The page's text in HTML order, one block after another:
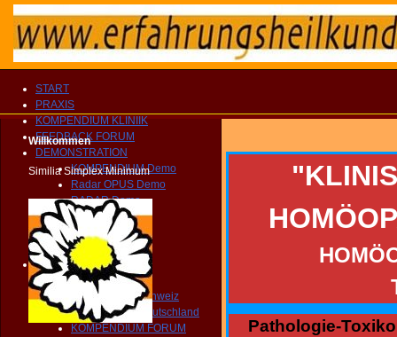
START
PRAXIS
KOMPENDIUM KLINIIK
FEEDBACK FORUM
DEMONSTRATION
KOMPENDIUM Demo
Radar OPUS Demo
RADAR Demo
Präsentation
Broschüre
Vorwort
RADAR Support
RADAR Archibel
Radarservice Schweiz
Radarservice Deutschland
KOMPENDIUM FORUM
Willkommen
Similia Simplex Minimum
Pathologie-